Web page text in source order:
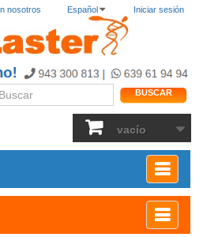
Iniciar sesión
Español
nosotros
BUSCAR
vacío